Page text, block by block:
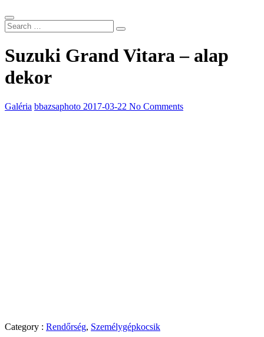
Suzuki Grand Vitara – alap
dekor
Galéria bbazsaphoto 2017-03-22 No Comments
Category : Rendőrség, Személygépkocsik